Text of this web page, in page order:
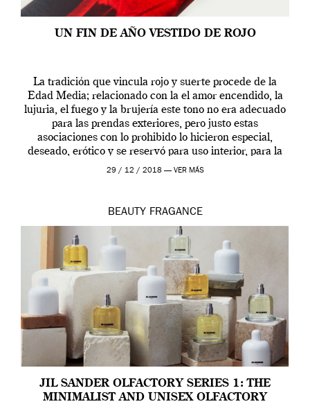
UN FIN DE AÑO VESTIDO DE ROJO
La tradición que vincula rojo y suerte procede de la
Edad Media; relacionado con la el amor encendido, la
lujuria, el fuego y la brujería este tono no era adecuado
para las prendas exteriores, pero justo estas
asociaciones con lo prohibido lo hicieron especial,
deseado, erótico y se reservó para uso interior, para la
ropa […]
29 / 12 / 2018 — VER MÁS
BEAUTY FRAGANCE
JIL SANDER OLFACTORY SERIES 1: THE
MINIMALIST AND UNISEX OLFACTORY